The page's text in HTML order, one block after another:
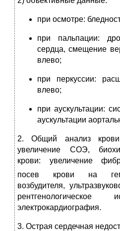
при осмотре:
при пальпации:
сердца, смещение
влево;
при перкуссии:
влево;
при аускультации:
аускультации
2. Общий анализ
увеличение СОЭ,
крови: увеличение
посев крови на
возбудителя,
рентгенологическое
электрокардиография.
3. Острая сердечная